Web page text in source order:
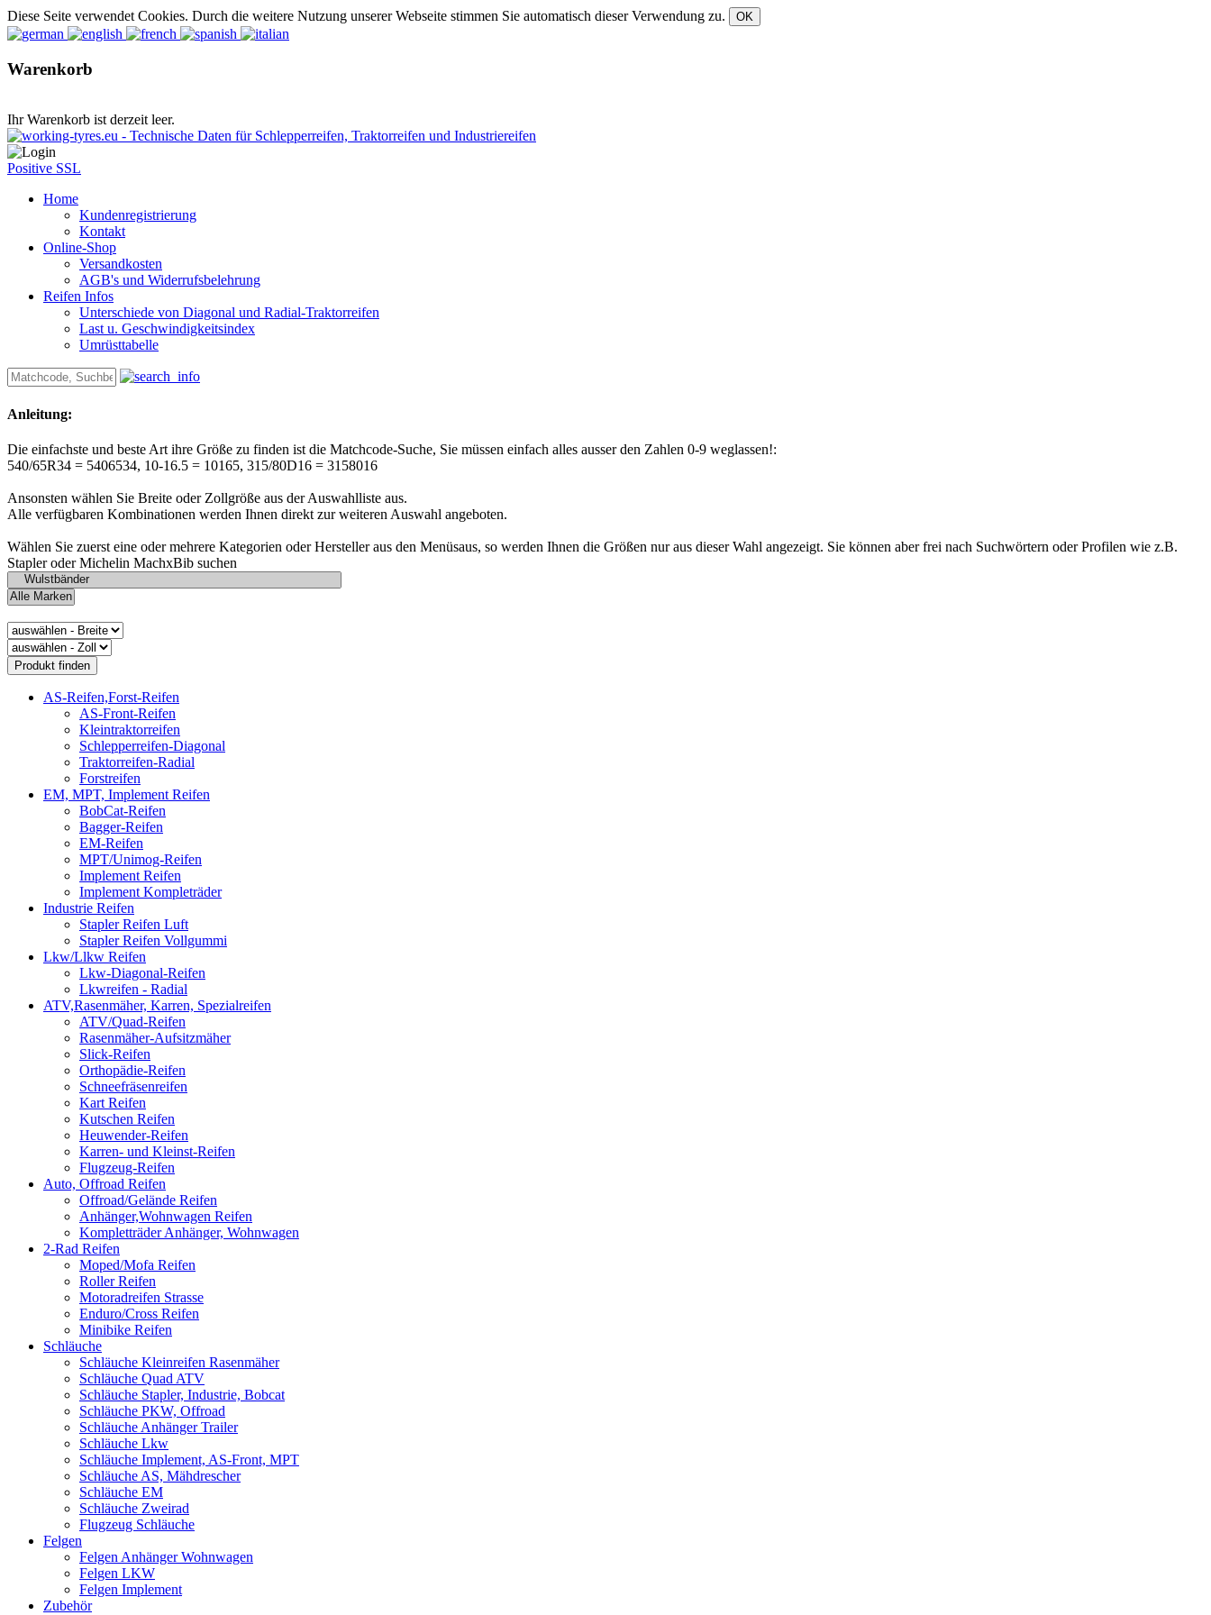
Diese Seite verwendet Cookies. Durch die weitere Nutzung unserer Webseite stimmen Sie automatisch dieser Verwendung zu.
Warenkorb
Ihr Warenkorb ist derzeit leer.
Positive SSL
Home
Kundenregistrierung
Kontakt
Online-Shop
Versandkosten
AGB's und Widerrufsbelehrung
Reifen Infos
Unterschiede von Diagonal und Radial-Traktorreifen
Last u. Geschwindigkeitsindex
Umrüsttabelle
Anleitung:
Die einfachste und beste Art ihre Größe zu finden ist die Matchcode-Suche, Sie müssen einfach alles ausser den Zahlen 0-9 weglassen!:
540/65R34 = 5406534, 10-16.5 = 10165, 315/80D16 = 3158016
Ansonsten wählen Sie Breite oder Zollgröße aus der Auswahlliste aus.
Alle verfügbaren Kombinationen werden Ihnen direkt zur weiteren Auswahl angeboten.
Wählen Sie zuerst eine oder mehrere Kategorien oder Hersteller aus den Menüsaus, so werden Ihnen die Größen nur aus dieser Wahl angezeigt. Sie können aber frei nach Suchwörtern oder Profilen wie z.B.
Stapler oder Michelin MachxBib suchen
AS-Reifen,Forst-Reifen
AS-Front-Reifen
Kleintraktorreifen
Schlepperreifen-Diagonal
Traktorreifen-Radial
Forstreifen
EM, MPT, Implement Reifen
BobCat-Reifen
Bagger-Reifen
EM-Reifen
MPT/Unimog-Reifen
Implement Reifen
Implement Kompleträder
Industrie Reifen
Stapler Reifen Luft
Stapler Reifen Vollgummi
Lkw/Llkw Reifen
Lkw-Diagonal-Reifen
Lkwreifen - Radial
ATV,Rasenmäher, Karren, Spezialreifen
ATV/Quad-Reifen
Rasenmäher-Aufsitzmäher
Slick-Reifen
Orthopädie-Reifen
Schneefräsenreifen
Kart Reifen
Kutschen Reifen
Heuwender-Reifen
Karren- und Kleinst-Reifen
Flugzeug-Reifen
Auto, Offroad Reifen
Offroad/Gelände Reifen
Anhänger,Wohnwagen Reifen
Kompletträder Anhänger, Wohnwagen
2-Rad Reifen
Moped/Mofa Reifen
Roller Reifen
Motoradreifen Strasse
Enduro/Cross Reifen
Minibike Reifen
Schläuche
Schläuche Kleinreifen Rasenmäher
Schläuche Quad ATV
Schläuche Stapler, Industrie, Bobcat
Schläuche PKW, Offroad
Schläuche Anhänger Trailer
Schläuche Lkw
Schläuche Implement, AS-Front, MPT
Schläuche AS, Mähdrescher
Schläuche EM
Schläuche Zweirad
Flugzeug Schläuche
Felgen
Felgen Anhänger Wohnwagen
Felgen LKW
Felgen Implement
Zubehör